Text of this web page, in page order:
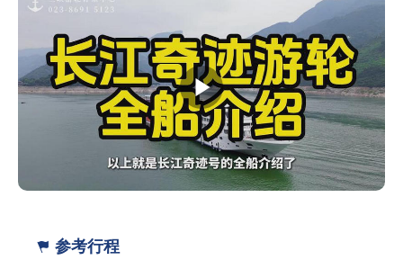
天过三峡】，让三峡之旅不再留有遗憾！还有一价全含、码头行
李搬运、管家等精心服务。长江奇迹是一条流动的水上风景线，
亦是一座移动的豪奢水上宫殿，更是寄情山水、亲近自然、商务
休闲、品味尊贵的绝处佳境。长江奇迹，等你来品鉴！
 参考行程